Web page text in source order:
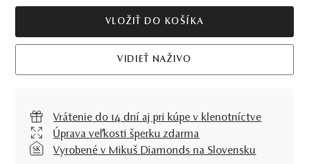
VLOŽIŤ DO KOŠÍKA
VIDIEŤ NAŽIVO
Vrátenie do 14 dní aj pri kúpe v klenotníctve
Úprava veľkosti šperku zdarma
Vyrobené v Mikuš Diamonds na Slovensku